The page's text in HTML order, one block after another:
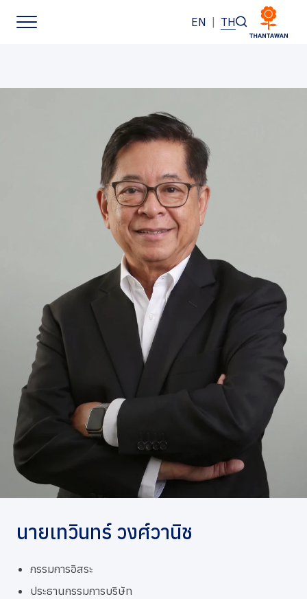
EN | TH
การพัฒนาอย่างยั่งยืน
การกำกับดูแลกิจการที่ดี
ข่าวสารและกิจกรรม
ร่วมงานกับเรา
ติดต่อเรา
นายเทวินทร์ วงศ์วานิช
กรรมการอิสระ
ประธานกรรมการบริษัท